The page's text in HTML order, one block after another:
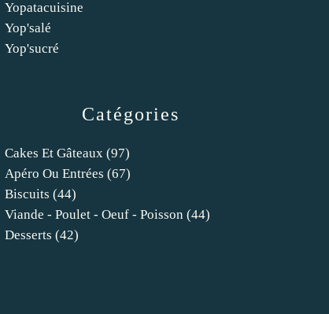
Catégories
Cakes Et Gâteaux (97)
Apéro Ou Entrées (67)
Biscuits (44)
Viande - Poulet - Oeuf - Poisson (44)
Desserts (42)
Yopatacuisine
Yop'salé
Yop'sucré